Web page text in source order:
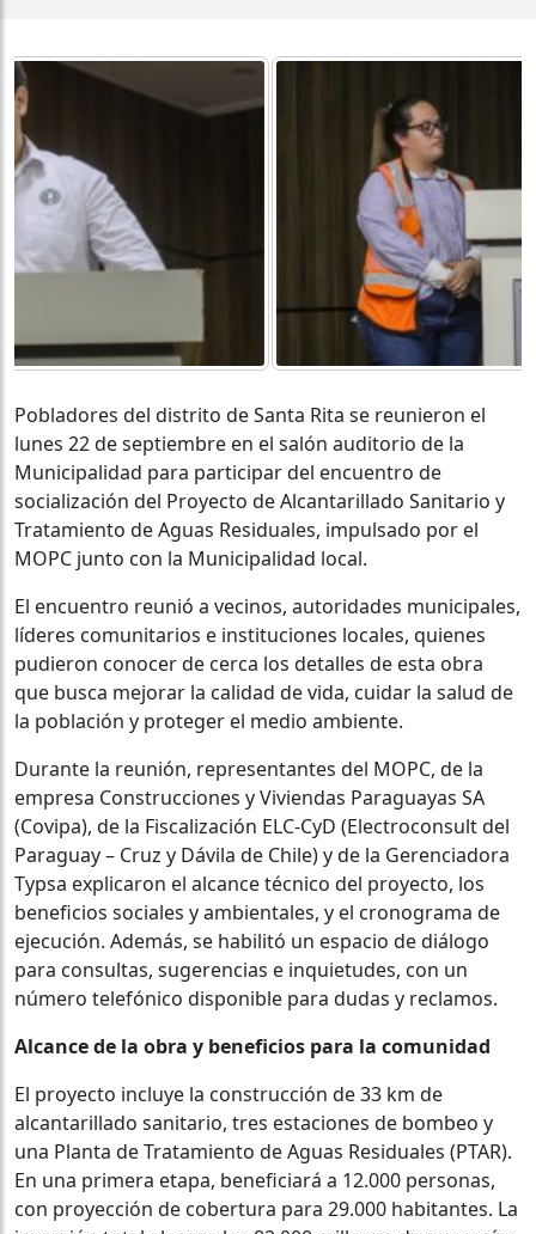
Pobladores del distrito de Santa Rita se reunieron el
lunes 22 de septiembre en el salón auditorio de la
Municipalidad para participar del encuentro de
socialización del Proyecto de Alcantarillado Sanitario y
Tratamiento de Aguas Residuales, impulsado por el
MOPC junto con la Municipalidad local.
El encuentro reunió a vecinos, autoridades municipales,
líderes comunitarios e instituciones locales, quienes
pudieron conocer de cerca los detalles de esta obra
que busca mejorar la calidad de vida, cuidar la salud de
la población y proteger el medio ambiente.
Durante la reunión, representantes del MOPC, de la
empresa Construcciones y Viviendas Paraguayas SA
(Covipa), de la Fiscalización ELC-CyD (Electroconsult del
Paraguay – Cruz y Dávila de Chile) y de la Gerenciadora
Typsa explicaron el alcance técnico del proyecto, los
beneficios sociales y ambientales, y el cronograma de
ejecución. Además, se habilitó un espacio de diálogo
para consultas, sugerencias e inquietudes, con un
número telefónico disponible para dudas y reclamos.
Alcance de la obra y beneficios para la comunidad
El proyecto incluye la construcción de 33 km de
alcantarillado sanitario, tres estaciones de bombeo y
una Planta de Tratamiento de Aguas Residuales (PTAR).
En una primera etapa, beneficiará a 12.000 personas,
con proyección de cobertura para 29.000 habitantes. La